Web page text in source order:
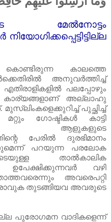
മേൽനോട്ടം
കാലത്തെ
അനുവർത്തിച്ച്‌
പലപ്പോഴും
കാര്യങ്ങളാണ്‌ അല്ലാഹു
പുച്ഛിച്ച്‌
ഗോഷ്ടികൾ കാട്ടി
ആളുകളുടെ
പേരിൽ ദുരഭിമാനം
പറയുന്ന പരലോക
താൽകാലിക
വഴി
അവരെപറ്റി
തുടങ്ങിയവ അവരുടെ
പുരോഗമന വാദികളെന്ന്